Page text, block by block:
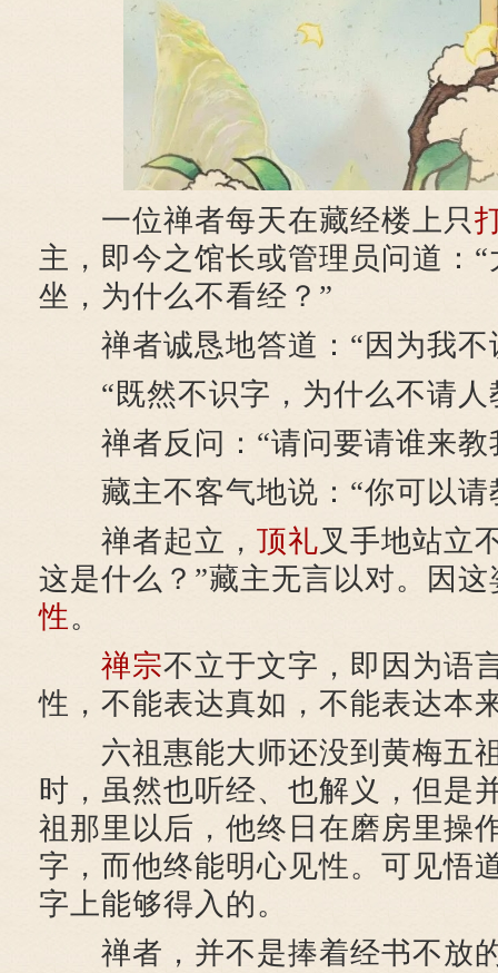
一位禅者每天在藏经楼上只
主，即今之馆长或管理员问道：
坐，为什么不看经？”
禅者诚恳地答道：“因为我不
“既然不识字，为什么不请人
禅者反问：“请问要请谁来教
藏主不客气地说：“你可以请
禅者起立， 顶礼叉手地站立
这是什么？”藏主无言以对。因
性。
禅宗不立于文字，即因为语
性，不能表达真如，不能表达本
六祖惠能大师还没到黄梅五
时，虽然也听经、也解义，但是
祖那里以后，他终日在磨房里操
字，而他终能明心见性。可见悟
字上能够得入的。
禅者，并不是捧着经书不放